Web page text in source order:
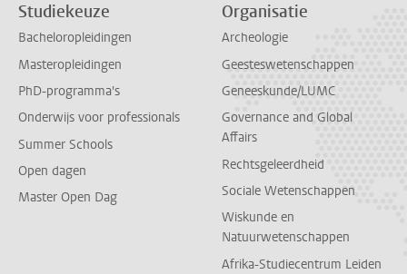
Studiekeuze
Bacheloropleidingen
Masteropleidingen
PhD-programma's
Onderwijs voor professionals
Summer Schools
Open dagen
Master Open Dag
Organisatie
Archeologie
Geesteswetenschappen
Geneeskunde/LUMC
Governance and Global
Affairs
Rechtsgeleerdheid
Sociale Wetenschappen
Wiskunde en
Natuurwetenschappen
Afrika-Studiecentrum Leiden